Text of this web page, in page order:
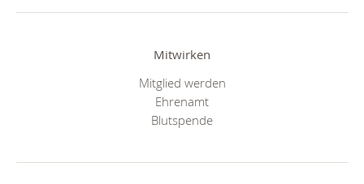
Mitwirken
Mitglied werden
Ehrenamt
Blutspende